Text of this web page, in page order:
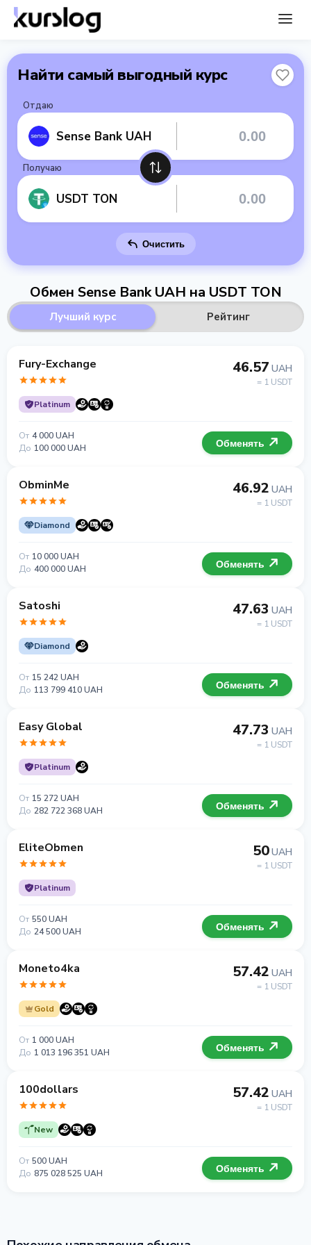
Найти самый выгодный курс
Отдаю
Sense Bank UAH
Получаю
USDT TON
Очистить
Обмен Sense Bank UAH на USDT TON
Лучший курс Рейтинг
Fury-Exchange
Platinum
46.57 UAH
= 1 USDT
От 4 000 UAH
До 100 000 UAH Обменять
ObminMe
Diamond
46.92 UAH
= 1 USDT
От 10 000 UAH
До 400 000 UAH Обменять
Satoshi
Diamond
47.63 UAH
= 1 USDT
От 15 242 UAH
До 113 799 410 UAH Обменять
Easy Global
Platinum
47.73 UAH
= 1 USDT
От 15 272 UAH
До 282 722 368 UAH Обменять
EliteObmen
Platinum
50UAH
= 1 USDT
От 550 UAH
До 24 500 UAH Обменять
Moneto4ka
Gold
57.42 UAH
= 1 USDT
От 1 000 UAH
До 1 013 196 351 UAH Обменять
100dollars
New
57.42 UAH
= 1 USDT
От 500 UAH
До 875 028 525 UAH Обменять